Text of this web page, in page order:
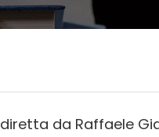
diretta da Raffaele